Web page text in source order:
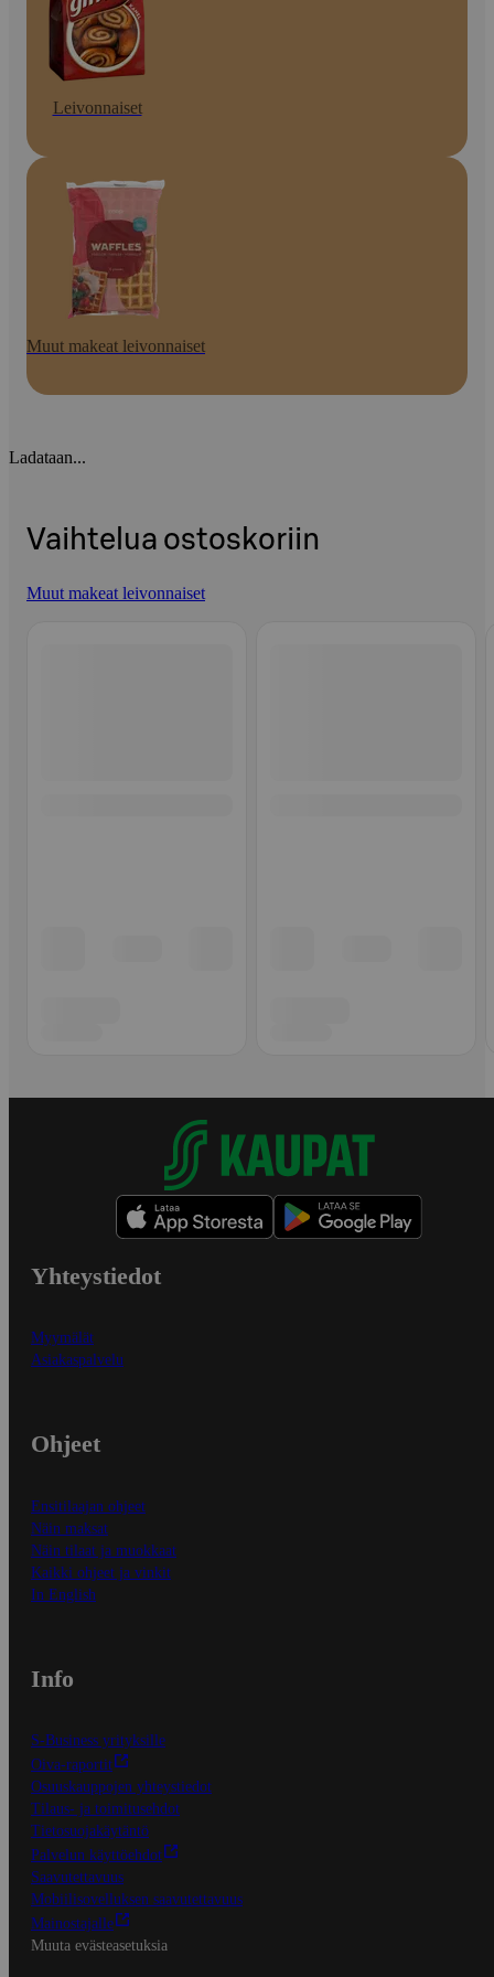
Leivonnaiset
Muut makeat leivonnaiset
Ladataan...
Vaihtelua ostoskoriin
Muut makeat leivonnaiset
Yhteystiedot
Myymälät
Asiakaspalvelu
Ohjeet
Ensitilaajan ohjeet
Näin maksat
Näin tilaat ja muokkaat
Kaikki ohjeet ja vinkit
In English
Info
S-Business yrityksille
Oiva-raportit
Osuuskauppojen yhteystiedot
Tilaus- ja toimitusehdot
Tietosuojakäytäntö
Palvelun käyttöehdot
Saavutettavuus
Mobiilisovelluksen saavutettavuus
Mainostajalle
Muuta evästeasetuksia